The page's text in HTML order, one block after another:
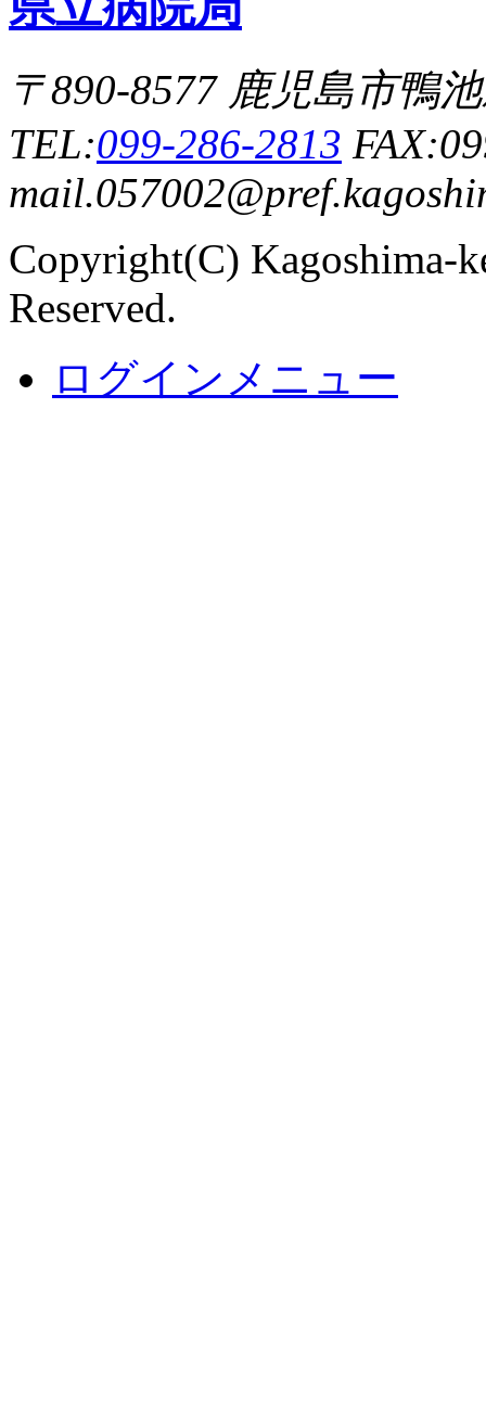
〒890-8577 鹿児島市
TEL:099-286-2813
Copyright(C) Kagoshima-
Reserved.
ログインメニュー